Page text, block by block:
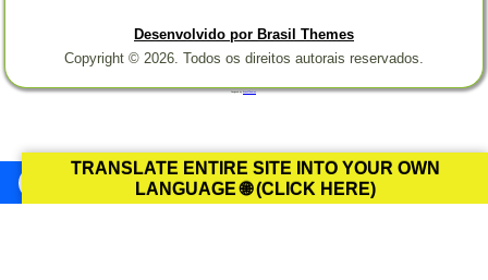
Desenvolvido por Brasil Themes
Copyright © 2026. Todos os direitos autorais reservados.
TRANSLATE ENTIRE SITE INTO YOUR OWN
LANGUAGE 🌐 (CLICK HERE)